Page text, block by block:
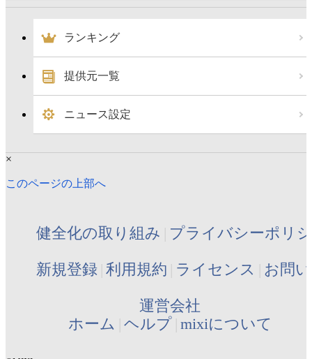
ランキング
提供元一覧
ニュース設定
×
このページの上部へ
健全化の取り組み プライバシーポリ
新規登録 利用規約 ライセンス お問
運営会社
ホーム ヘルプ mixiについて